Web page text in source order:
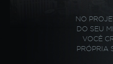
NO
DO SEU
VOCÊ
PRÓPRIA